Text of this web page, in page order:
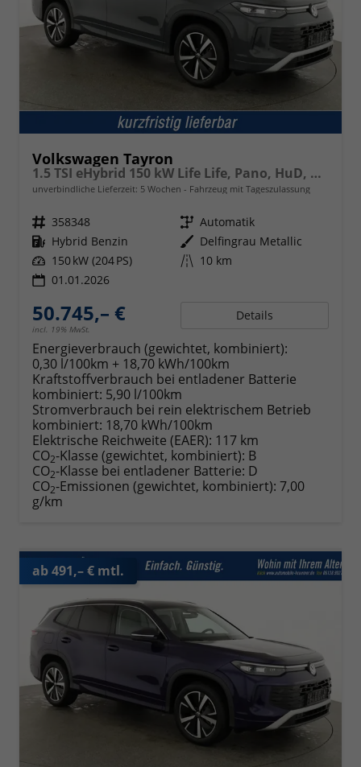
Volkswagen Tayron
1.5 TSI eHybrid 150 kW Life Life, Pano, HuD, AHK, AreaView, Side, Navi, Winter, 5-J. Garantie
unverbindliche Lieferzeit: 5 Wochen Fahrzeug mit Tageszulassung
Fahrzeugnr. 358348 Getriebe Automatik
Kraftstoff Hybrid Benzin Außenfarbe Delfingrau Metallic
Leistung 150 kW (204 PS) Kilometerstand 10 km
01.01.2026
50.745,– €
incl. 19% MwSt.
Details
Energieverbrauch (gewichtet, kombiniert):
0,30 l/100km + 18,70 kWh/100km
Kraftstoffverbrauch bei entladener Batterie
kombiniert: 5,90 l/100km
Stromverbrauch bei rein elektrischem Betrieb
kombiniert: 18,70 kWh/100km
Elektrische Reichweite (EAER): 117 km
CO2-Klasse (gewichtet, kombiniert): B
CO2-Klasse bei entladener Batterie: D
CO2-Emissionen (gewichtet, kombiniert): 7,00
g/km
ab 491,– € mtl.